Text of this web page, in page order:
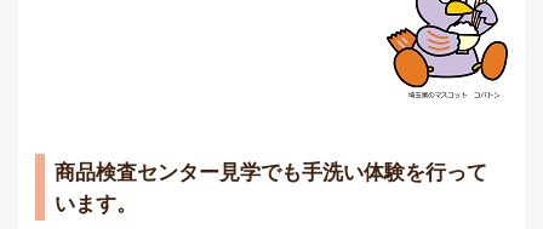
商品検査センター見学でも手洗い体験を行って
います。